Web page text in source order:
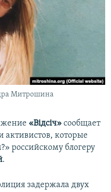
Митрошина
«Відсіч» сообщает
которые
российскому блогеру
.
задержала двух